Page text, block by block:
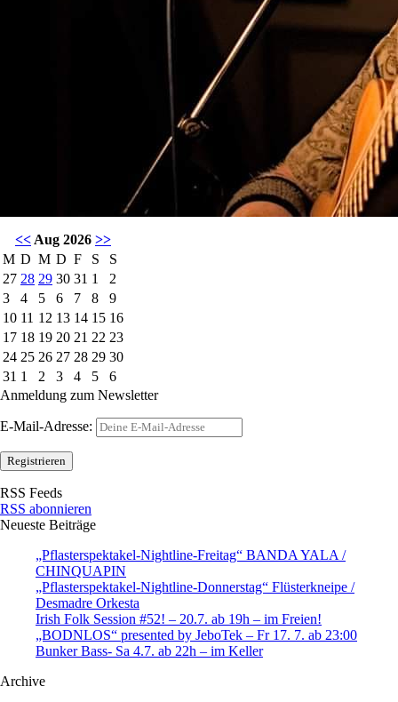
<< Aug 2026 >>
M D M D F S
S
27 28 29 30 31 1
2
3
4 5 6 7 8
9
10 11 12 13 14 15 16
17 18 19 20 21 22 23
24 25 26 27 28 29 30
31 1 2 3 4 5
6
Anmeldung zum Newsletter
E-Mail-Adresse:
RSS Feeds
RSS abonnieren
Neueste Beiträge
„Pflasterspektakel-Nightline-Freitag“ BANDA YALA /
CHINQUAPIN
„Pflasterspektakel-Nightline-Donnerstag“ Flüsterkneipe /
Desmadre Orkesta
Irish Folk Session #52! – 20.7. ab 19h – im Freien!
„BODNLOS“ presented by JeboTek – Fr 17. 7. ab 23:00
Bunker Bass- Sa 4.7. ab 22h – im Keller
Archive